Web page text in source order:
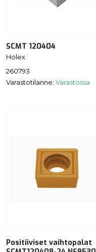
SCMT 120404
Holex
260793
Varastotilanne: Varastossa
Positiiviset vaihtopalat